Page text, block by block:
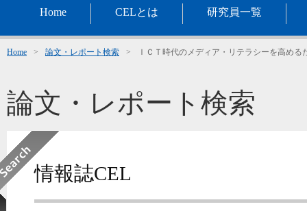
Home CELとは 研究員一覧
Home > 論文・レポート検索 > ＩＣＴ時代のメディア・リテラシーを高める
論文・レポート検索
情報誌CEL